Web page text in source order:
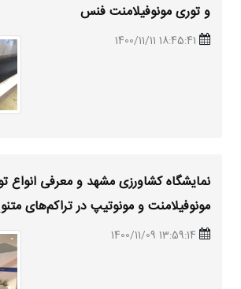
و توری مونوفیلامنت فنس
18:45:41 1400/11/11
نمایشگاه کشاورزی مشهد و معرفی انواع
مونوفیلامنت و مونوتیپ در تراکم‌های
13:59:14 1400/11/09